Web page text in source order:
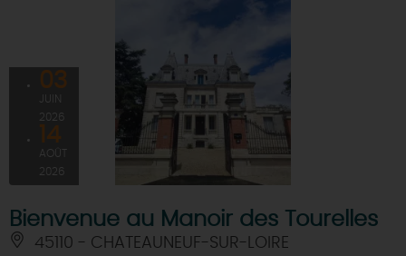
03
2026
14
AOÛT
2026
Bienvenue au Manoir des Tourelles
45110 - CHATEAUNEUF-SUR-LOIRE